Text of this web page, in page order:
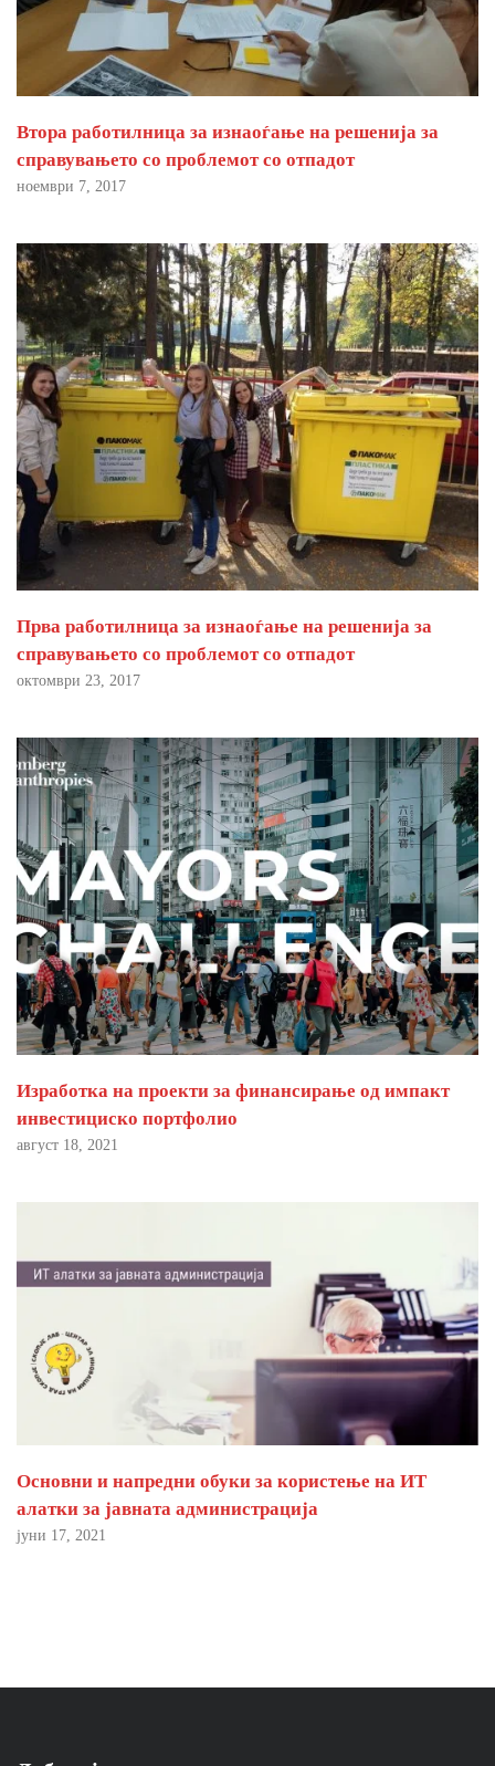
Втора работилница за изнаоѓање на решенија за
справувањето со проблемот со отпадот
ноември 7, 2017
Прва работилница за изнаоѓање на решенија за
справувањето со проблемот со отпадот
октомври 23, 2017
Изработка на проекти за финансирање од импакт
инвестициско портфолио
август 18, 2021
Основни и напредни обуки за користење на ИТ
алатки за јавната администрација
јуни 17, 2021